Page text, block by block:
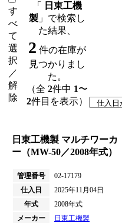
す
べ
て
選
択
／
解
除
「
日東工機
製 」で検索し
た結果、
2 件の在庫が
見つかりまし
た。
（全 2件中 1〜
2件目を表示）
日東工機製 マルチワーカ
ー（MW-50／2008年式）
管理番号
02-17179
仕入日
2025年11月04日
年式
2008年式
メーカー
日東工機製